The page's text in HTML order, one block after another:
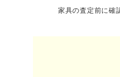
家具の査定前に確